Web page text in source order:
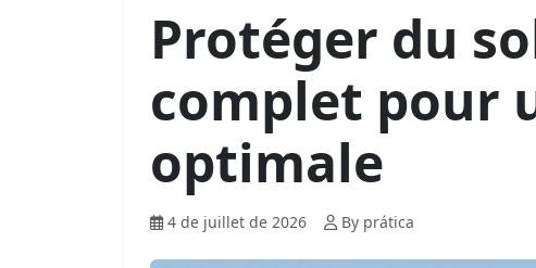
Protéger du
complet pour
optimale
4 de juillet de 2026 By prática